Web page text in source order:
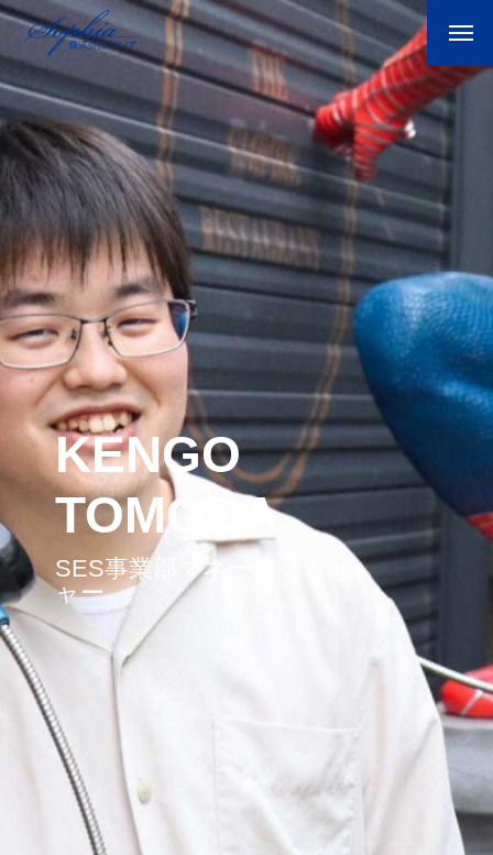
KENGO
TOMODA
SES事業部マネージ
ャー